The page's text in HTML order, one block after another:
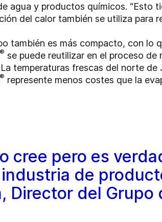
agua y productos químicos. “Esto
del calor también se utiliza para
también es más compacto, con lo
® se puede reutilizar en el proceso
temperaturas frescas del norte
® represente menos costes que la
cree pero es
de
Director del